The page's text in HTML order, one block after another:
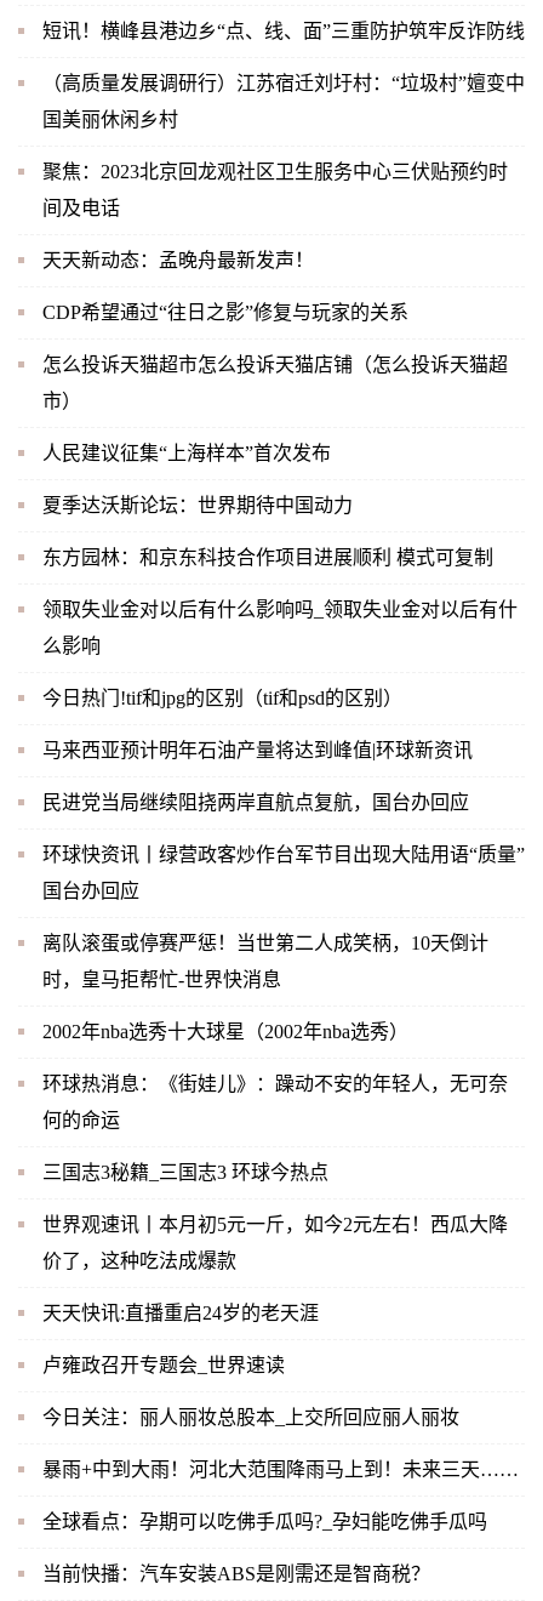
短讯！横峰县港边乡“点、线、面”三重防护筑牢反诈防线
（高质量发展调研行）江苏宿迁刘圩村：“垃圾村”嬗变中
国美丽休闲乡村
聚焦：2023北京回龙观社区卫生服务中心三伏贴预约时
间及电话
天天新动态：孟晚舟最新发声！
CDP希望通过“往日之影”修复与玩家的关系
怎么投诉天猫超市怎么投诉天猫店铺（怎么投诉天猫超
市）
人民建议征集“上海样本”首次发布
夏季达沃斯论坛：世界期待中国动力
东方园林：和京东科技合作项目进展顺利 模式可复制
领取失业金对以后有什么影响吗_领取失业金对以后有什
么影响
今日热门!tif和jpg的区别（tif和psd的区别）
马来西亚预计明年石油产量将达到峰值|环球新资讯
民进党当局继续阻挠两岸直航点复航，国台办回应
环球快资讯丨绿营政客炒作台军节目出现大陆用语“质量”
国台办回应
离队滚蛋或停赛严惩！当世第二人成笑柄，10天倒计
时，皇马拒帮忙-世界快消息
2002年nba选秀十大球星（2002年nba选秀）
环球热消息：《街娃儿》：躁动不安的年轻人，无可奈
何的命运
三国志3秘籍_三国志3 环球今热点
世界观速讯丨本月初5元一斤，如今2元左右！西瓜大降
价了，这种吃法成爆款
天天快讯:直播重启24岁的老天涯
卢雍政召开专题会_世界速读
今日关注：丽人丽妆总股本_上交所回应丽人丽妆
暴雨+中到大雨！河北大范围降雨马上到！未来三天……
全球看点：孕期可以吃佛手瓜吗?_孕妇能吃佛手瓜吗
当前快播：汽车安装ABS是刚需还是智商税？